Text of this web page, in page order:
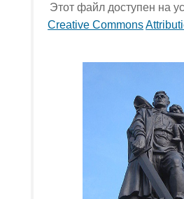
Этот файл доступен на
Creative Commons